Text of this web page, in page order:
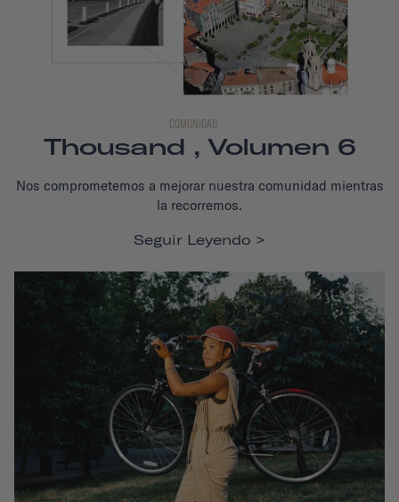
COMUNIDAD
Thousand , Volumen 6
Nos comprometemos a mejorar nuestra comunidad mientras
la recorremos.
Seguir Leyendo